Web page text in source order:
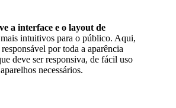
a interface e o layout de
intuitivos para o público. Aqui,
por toda a aparência
deve ser responsiva, de fácil uso
necessários.